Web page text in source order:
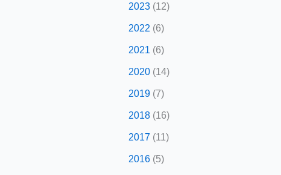
2023 (12)
2022 (6)
2021 (6)
2020 (14)
2019 (7)
2018 (16)
2017 (11)
2016 (5)